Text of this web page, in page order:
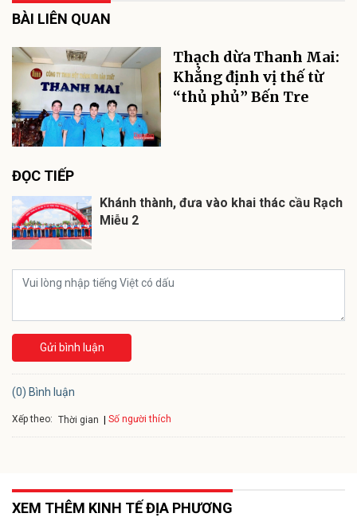
BÀI LIÊN QUAN
Thạch dừa Thanh Mai:
Khẳng định vị thế từ
“thủ phủ” Bến Tre
ĐỌC TIẾP
Khánh thành, đưa vào khai thác cầu Rạch
Miễu 2
Gửi bình luận
(0) Bình luận
Xếp theo: Thời gian Số người thích
XEM THÊM KINH TẾ ĐỊA PHƯƠNG